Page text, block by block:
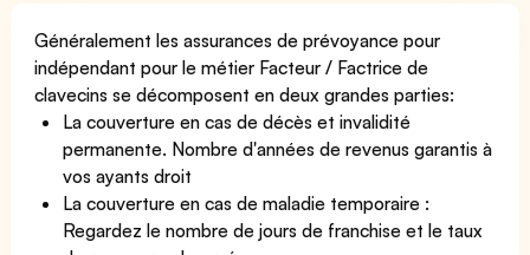
Généralement les assurances de prévoyance pour
indépendant pour le métier Facteur / Factrice de
clavecins se décomposent en deux grandes parties:
La couverture en cas de décès et invalidité
permanente. Nombre d'années de revenus garantis à
vos ayants droit
La couverture en cas de maladie temporaire :
Regardez le nombre de jours de franchise et le taux